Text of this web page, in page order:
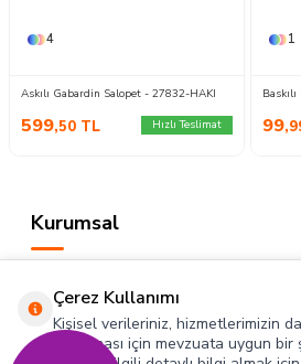
4
Askılı Gabardin Salopet - 27832-HAKI
599,50 TL Hızlı Teslimat
1
99
Kurumsal
Hızlı Erişim
Çerez Kullanımı
Kişisel verileriniz, hizmetlerimizin
sunulması için mevzuata uygun